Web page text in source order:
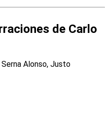
de Carlo
Alonso, Justo